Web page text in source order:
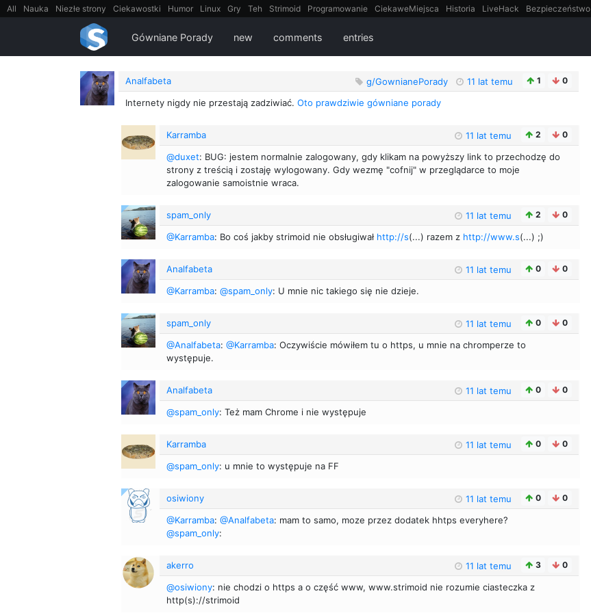
All Nauka Niezłe strony Ciekawostki Humor Linux Gry Teh Strimoid Programowanie CiekaweMiejsca Historia LiveHack Bezpieczeństwo
FilmyDokumentalne
Gówniane Porady new comments entries
Analfabeta g/GownianePorady 11 lat temu 1 0
Internety nigdy nie przestają zadziwiać. Oto prawdziwie gówniane porady
Karramba 11 lat temu 2 0
@duxet: BUG: jestem normalnie zalogowany, gdy klikam na powyższy link to przechodzę do
strony z treścią i zostaję wylogowany. Gdy wezmę "cofnij" w przeglądarce to moje
zalogowanie samoistnie wraca.
spam_only 11 lat temu 2 0
@Karramba: Bo coś jakby strimoid nie obsługiwał http://s(...) razem z http://www.s(...) ;)
Analfabeta 11 lat temu 0 0
@Karramba: @spam_only: U mnie nic takiego się nie dzieje.
spam_only 11 lat temu 0 0
@Analfabeta: @Karramba: Oczywiście mówiłem tu o https, u mnie na chromperze to
występuje.
Analfabeta 11 lat temu 0 0
@spam_only: Też mam Chrome i nie występuje
Karramba 11 lat temu 0 0
@spam_only: u mnie to występuje na FF
osiwiony 11 lat temu 0 0
@Karramba: @Analfabeta: mam to samo, moze przez dodatek hhtps everyhere?
@spam_only:
akerro 11 lat temu 3 0
@osiwiony: nie chodzi o https a o część www, www.strimoid nie rozumie ciasteczka z
http(s)://strimoid